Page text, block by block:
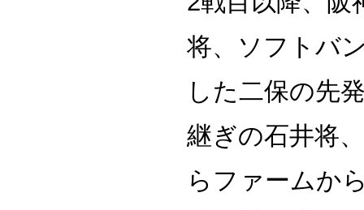
将、ソフトバ
した二保の先
継ぎの石井将
らファームか